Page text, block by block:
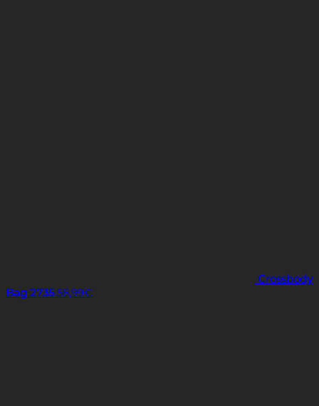
Crossbody
Bag 2735 56,99€